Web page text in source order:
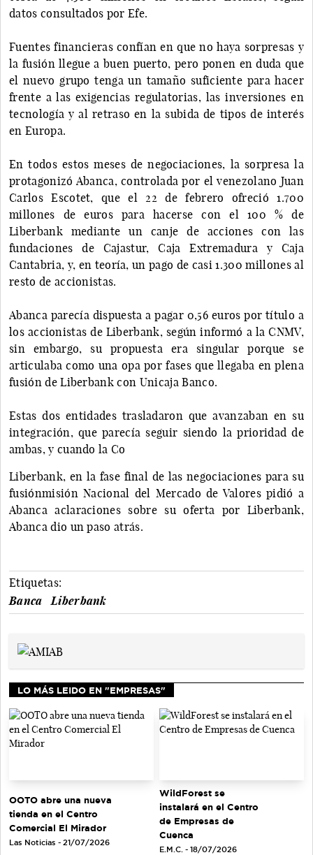
datos consultados por Efe.
Fuentes financieras confían en que no haya sorpresas y
la fusión llegue a buen puerto, pero ponen en duda que
el nuevo grupo tenga un tamaño suficiente para hacer
frente a las exigencias regulatorias, las inversiones en
tecnología y al retraso en la subida de tipos de interés
en Europa.
En todos estos meses de negociaciones, la sorpresa la
protagonizó Abanca, controlada por el venezolano Juan
Carlos Escotet, que el 22 de febrero ofreció 1.700
millones de euros para hacerse con el 100 % de
Liberbank mediante un canje de acciones con las
fundaciones de Cajastur, Caja Extremadura y Caja
Cantabria, y, en teoría, un pago de casi 1.300 millones al
resto de accionistas.
Abanca parecía dispuesta a pagar 0,56 euros por título a
los accionistas de Liberbank, según informó a la CNMV,
sin embargo, su propuesta era singular porque se
articulaba como una opa por fases que llegaba en plena
fusión de Liberbank con Unicaja Banco.
Estas dos entidades trasladaron que avanzaban en su
integración, que parecía seguir siendo la prioridad de
ambas, y cuando la Co
Liberbank, en la fase final de las negociaciones para su
fusiónmisión Nacional del Mercado de Valores pidió a
Abanca aclaraciones sobre su oferta por Liberbank,
Abanca dio un paso atrás.
Etiquetas:
Banca
Liberbank
LO MÁS LEIDO EN "EMPRESAS"
OOTO abre una nueva
tienda en el Centro
Comercial El Mirador
Las Noticias - 21/07/2026
WildForest se
instalará en el Centro
de Empresas de
Cuenca
E.M.C. - 18/07/2026